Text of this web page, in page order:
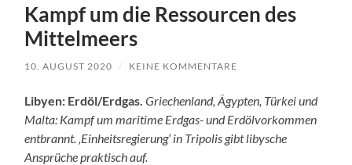
Kampf um die Ressourcen des
Mittelmeers
10. AUGUST 2020 / KEINE KOMMENTARE
Libyen: Erdöl/Erdgas. Griechenland, Ägypten, Türkei und
Malta: Kampf um maritime Erdgas- und Erdölvorkommen
entbrannt. ‚Einheitsregierung‘ in Tripolis gibt libysche
Ansprüche praktisch auf.